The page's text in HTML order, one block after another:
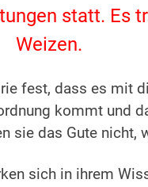
statt. Es
Weizen.
fest, dass es mit
kommt und
sie das Gute nicht,
sich in ihrem